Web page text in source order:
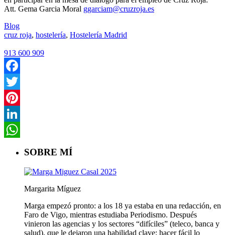
Att. Gema Garcia Moral ggarciam@cruzroja.es
Blog
cruz roja, hostelería, Hostelería Madrid
913 600 909
Facebook
Twitter
Pinterest
LinkedIn
SOBRE MÍ
Margarita Míguez
Marga empezó pronto: a los 18 ya estaba en una redacción, en
Faro de Vigo, mientras estudiaba Periodismo. Después
vinieron las agencias y los sectores “difíciles” (teleco, banca y
salud), que le dejaron una habilidad clave: hacer fácil lo